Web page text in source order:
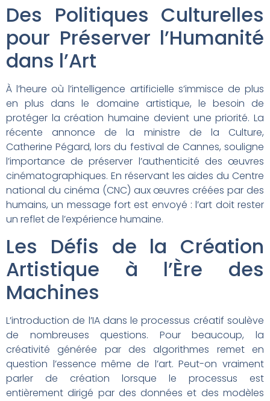
Des Politiques Culturelles
pour Préserver l’Humanité
dans l’Art
À l’heure où l’intelligence artificielle s’immisce de plus
en plus dans le domaine artistique, le besoin de
protéger la création humaine devient une priorité. La
récente annonce de la ministre de la Culture,
Catherine Pégard, lors du festival de Cannes, souligne
l’importance de préserver l’authenticité des œuvres
cinématographiques. En réservant les aides du Centre
national du cinéma (CNC) aux œuvres créées par des
humains, un message fort est envoyé : l’art doit rester
un reflet de l’expérience humaine.
Les Défis de la Création
Artistique à l’Ère des
Machines
L’introduction de l’IA dans le processus créatif soulève
de nombreuses questions. Pour beaucoup, la
créativité générée par des algorithmes remet en
question l’essence même de l’art. Peut-on vraiment
parler de création lorsque le processus est
entièrement dirigé par des données et des modèles